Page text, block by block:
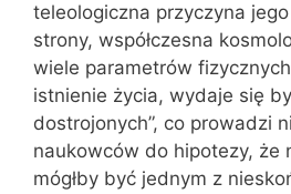
teleologiczna przyczyna
strony, współczesna
wiele parametrów
istnienie życia, wydaje się
dostrojonych”, co prowadzi
naukowców do hipotezy, że
mógłby być jednym z